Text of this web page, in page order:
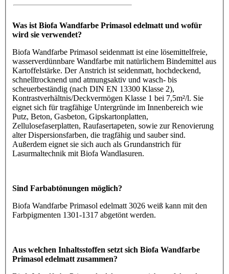
Was ist Biofa Wandfarbe Primasol edelmatt und wofür
wird sie verwendet?
Biofa Wandfarbe Primasol seidenmatt ist eine lösemittelfreie,
wasserverdünnbare Wandfarbe mit natürlichem Bindemittel aus
Kartoffelstärke. Der Anstrich ist seidenmatt, hochdeckend,
schnelltrocknend und atmungsaktiv und wasch- bis
scheuerbeständig (nach DIN EN 13300 Klasse 2),
Kontrastverhältnis/Deckvermögen Klasse 1 bei 7,5m²/l. Sie
eignet sich für tragfähige Untergründe im Innenbereich wie
Putz, Beton, Gasbeton, Gipskartonplatten,
Zellulosefaserplatten, Raufasertapeten, sowie zur Renovierung
alter Dispersionsfarben, die tragfähig und sauber sind.
Außerdem eignet sie sich auch als Grundanstrich für
Lasurmaltechnik mit Biofa Wandlasuren.
Sind Farbabtönungen möglich?
Biofa Wandfarbe Primasol edelmatt 3026 weiß kann mit den
Farbpigmenten 1301-1317 abgetönt werden.
Aus welchen Inhaltsstoffen setzt sich Biofa Wandfarbe
Primasol edelmatt zusammen?